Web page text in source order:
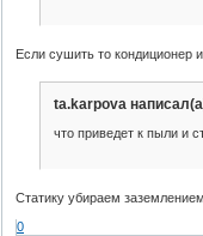
Если сушить то кондиционер
ta.karpova
что приведет к пыли и
Статику убираем
0